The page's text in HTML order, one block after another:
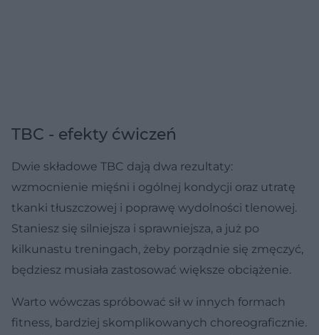
TBC - efekty ćwiczeń
Dwie składowe TBC dają dwa rezultaty:
wzmocnienie mięśni i ogólnej kondycji oraz utratę
tkanki tłuszczowej i poprawę wydolności tlenowej.
Staniesz się silniejsza i sprawniejsza, a już po
kilkunastu treningach, żeby porządnie się zmęczyć,
będziesz musiała zastosować większe obciążenie.
Warto wówczas spróbować sił w innych formach
fitness, bardziej skomplikowanych choreograficznie.